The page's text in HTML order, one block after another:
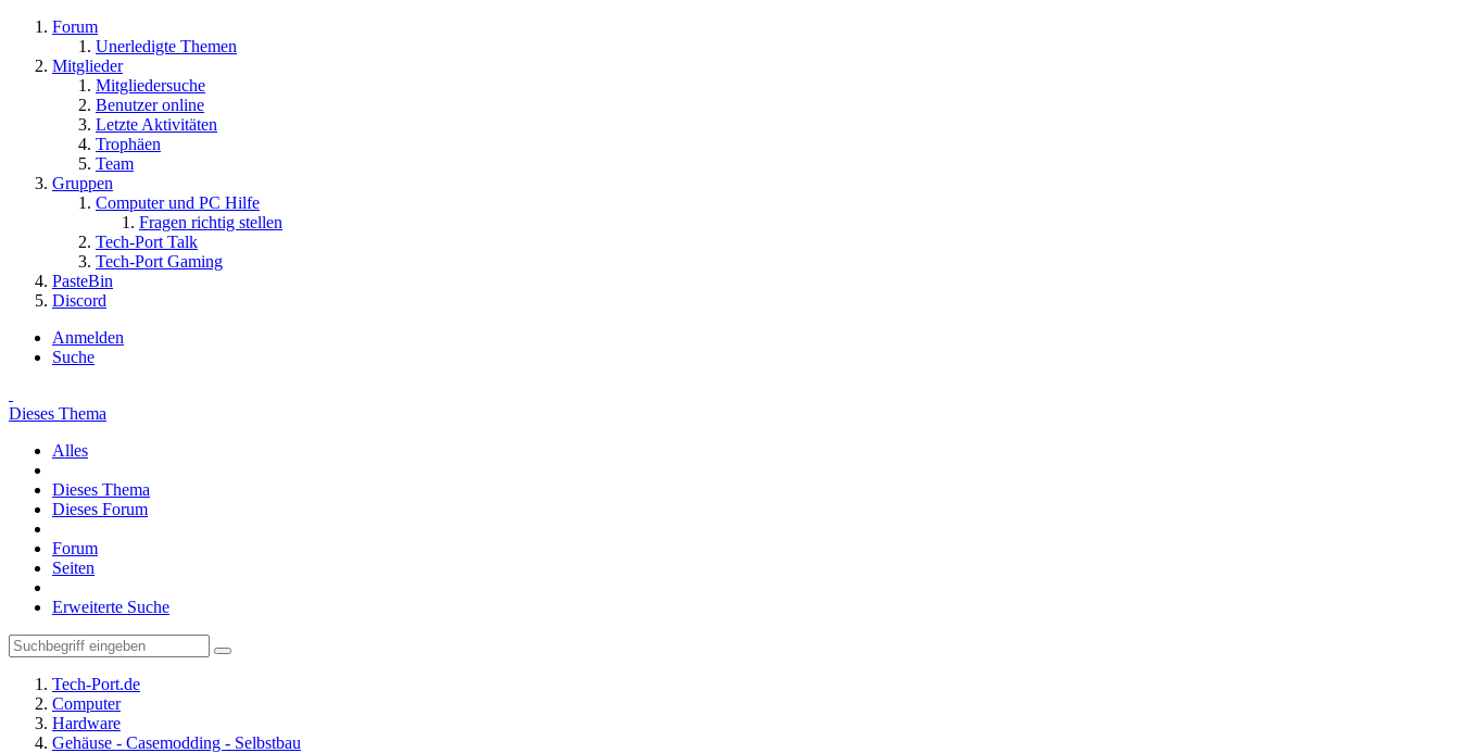
Forum
Unerledigte Themen
Mitglieder
Mitgliedersuche
Benutzer online
Letzte Aktivitäten
Trophäen
Team
Gruppen
Computer und PC Hilfe
Fragen richtig stellen
Tech-Port Talk
Tech-Port Gaming
PasteBin
Discord
Anmelden
Suche
Dieses Thema
Alles
Dieses Thema
Dieses Forum
Forum
Seiten
Erweiterte Suche
Tech-Port.de
Computer
Hardware
Gehäuse - Casemodding - Selbstbau